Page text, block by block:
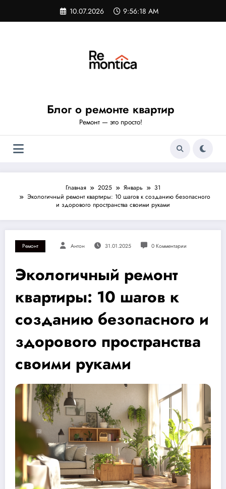
содержимому
10.07.2026 9:56:19 AM
Блог о ремонте квартир
Ремонт — это просто!
Главная 2025 Январь
31
Экологичный ремонт квартиры: 10 шагов к созданию безопасного
и здорового пространства своими руками
Ремонт Антон 31.01.2025 0 Комментарии
Экологичный ремонт
квартиры: 10 шагов к
созданию безопасного и
здорового пространства
своими руками